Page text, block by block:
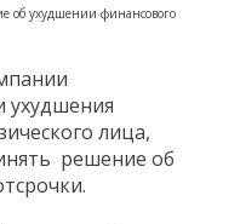
об ухудшении финансового
ухудшения
лица,
решение об